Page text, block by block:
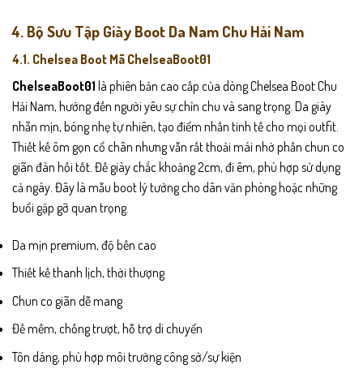
4. Bộ Sưu Tập Giày Boot Da Nam Chu Hải Nam
4.1. Chelsea Boot Mã ChelseaBoot01
ChelseaBoot01 là phiên bản cao cấp của dòng Chelsea Boot Chu
Hải Nam, hướng đến người yêu sự chỉn chu và sang trọng. Da giày
nhẵn mịn, bóng nhẹ tự nhiên, tạo điểm nhấn tinh tế cho mọi outfit.
Thiết kế ôm gọn cổ chân nhưng vẫn rất thoải mái nhờ phần chun co
giãn đàn hồi tốt. Đế giày chắc khoảng 2cm, đi êm, phù hợp sử dụng
cả ngày. Đây là mẫu boot lý tưởng cho dân văn phòng hoặc những
buổi gặp gỡ quan trọng.
Da mịn premium, độ bền cao
Thiết kế thanh lịch, thời thượng
Chun co giãn dễ mang
Đế mềm, chống trượt, hỗ trợ di chuyển
Tôn dáng, phù hợp môi trường công sở/sự kiện